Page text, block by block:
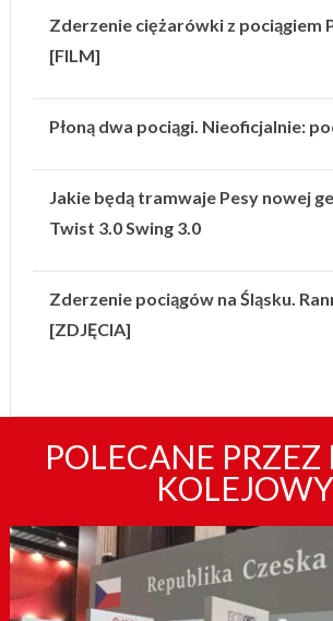
Zderzenie ciężarówki z pociągiem
[FILM]
Płoną dwa pociągi. Nieoficjalnie:
Jakie będą tramwaje Pesy nowej
Twist 3.0 Swing 3.0
Zderzenie pociągów na Śląsku.
[ZDJĘCIA]
POLECANE PRZEZ
KOLEJOWY